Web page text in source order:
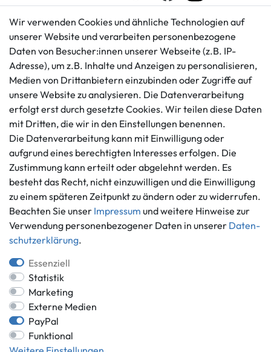
Kundenservice
+49 421 596586
Mo. - Fr. 9 - 16 Uhr
info@gameworld.de
Kontaktformular
Rechtliches
AGB
Impressum
Datenschutzerklärung
Barrierefreiheitserklärung
Widerrufs­recht
Vertrag widerrufen
Informationen
Ankauf
Über uns
Häufig gestellte Fragen
Zahlung und Versand
Batterieentsorgung
Zahlungsmöglichkeiten
*Alle Preise inkl. gesetzlicher MwSt.,
** gilt für Lieferungen innerhalb Deutschlands, Lieferzeiten für andere
Wir verwenden Cookies und ähnliche Technologien auf
unserer Website und verarbeiten personenbezogene
Daten von Besucher:innen unserer Webseite (z.B. IP-
Adresse), um z.B. Inhalte und Anzeigen zu personalisieren,
Medien von Drittanbietern einzubinden oder Zugriffe auf
unsere Website zu analysieren. Die Datenverarbeitung
erfolgt erst durch gesetzte Cookies. Wir teilen diese Daten
mit Dritten, die wir in den Einstellungen benennen.
Die Datenverarbeitung kann mit Einwilligung oder
aufgrund eines berechtigten Interesses erfolgen. Die
Zustimmung kann erteilt oder abgelehnt werden. Es
besteht das Recht, nicht einzuwilligen und die Einwilligung
zu einem späteren Zeitpunkt zu ändern oder zu widerrufen.
Beachten Sie unser Impressum und weitere Hinweise zur
Verwendung personenbezogener Daten in unserer Daten­
schutz­erklärung.
Essenziell
Statistik
Marketing
Externe Medien
PayPal
Funktional